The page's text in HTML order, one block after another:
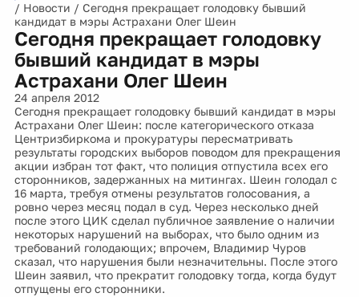
/ Новости / Сегодня прекращает голодовку бывший
кандидат в мэры Астрахани Олег Шеин
Сегодня прекращает голодовку
бывший кандидат в мэры
Астрахани Олег Шеин
24 апреля 2012
Сегодня прекращает голодовку бывший кандидат в мэры
Астрахани Олег Шеин: после категорического отказа
Центризбиркома и прокуратуры пересматривать
результаты городских выборов поводом для прекращения
акции избран тот факт, что полиция отпустила всех его
сторонников, задержанных на митингах. Шеин голодал с
16 марта, требуя отмены результатов голосования, а
ровно через месяц подал в суд. Через несколько дней
после этого ЦИК сделал публичное заявление о наличии
некоторых нарушений на выборах, что было одним из
требований голодающих; впрочем, Владимир Чуров
сказал, что нарушения были незначительны. После этого
Шеин заявил, что прекратит голодовку тогда, когда будут
отпущены его сторонники.